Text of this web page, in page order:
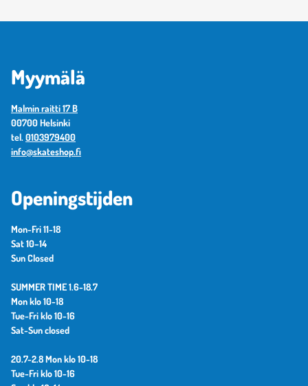
Myymälä
Malmin raitti 17 B
00700 Helsinki
tel. 0103979400
info@skateshop.fi
Openingstijden
Mon-Fri 11-18
Sat 10–14
Sun Closed
SUMMER TIME 1.6-18.7
Mon klo 10-18
Tue-Fri klo 10-16
Sat-Sun closed
20.7-2.8 Mon klo 10-18
Tue-Fri klo 10-16